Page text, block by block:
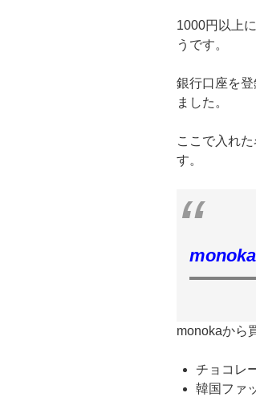
1000円以上
うです。
銀行口座を
ました。
ここで入れ
す。
monokaから
チョコレ
韓国ファ